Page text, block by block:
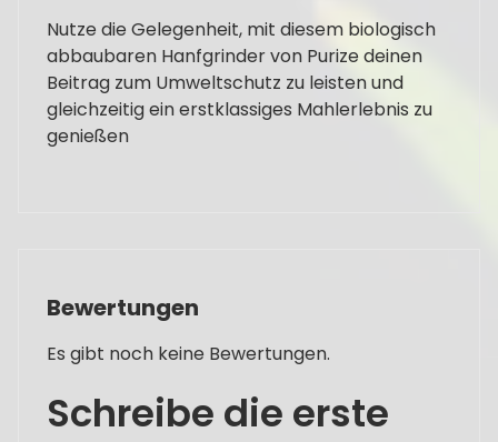
Nutze die Gelegenheit, mit diesem biologisch
abbaubaren Hanfgrinder von Purize deinen
Beitrag zum Umweltschutz zu leisten und
gleichzeitig ein erstklassiges Mahlerlebnis zu
genießen
Bewertungen
Es gibt noch keine Bewertungen.
Schreibe die erste